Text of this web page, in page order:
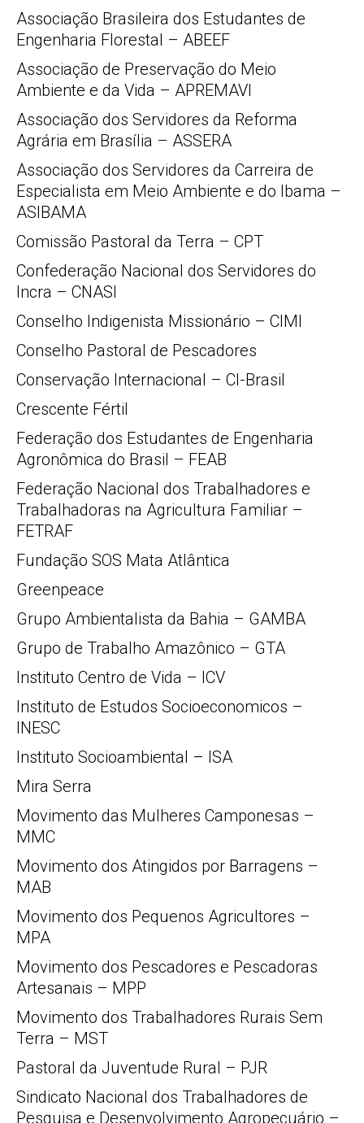
Associação Brasileira dos Estudantes de
Engenharia Florestal – ABEEF
Associação de Preservação do Meio
Ambiente e da Vida – APREMAVI
Associação dos Servidores da Reforma
Agrária em Brasília – ASSERA
Associação dos Servidores da Carreira de
Especialista em Meio Ambiente e do Ibama –
ASIBAMA
Comissão Pastoral da Terra – CPT
Confederação Nacional dos Servidores do
Incra – CNASI
Conselho Indigenista Missionário – CIMI
Conselho Pastoral de Pescadores
Conservação Internacional – CI-Brasil
Crescente Fértil
Federação dos Estudantes de Engenharia
Agronômica do Brasil – FEAB
Federação Nacional dos Trabalhadores e
Trabalhadoras na Agricultura Familiar –
FETRAF
Fundação SOS Mata Atlântica
Greenpeace
Grupo Ambientalista da Bahia – GAMBA
Grupo de Trabalho Amazônico – GTA
Instituto Centro de Vida – ICV
Instituto de Estudos Socioeconomicos –
INESC
Instituto Socioambiental – ISA
Mira Serra
Movimento das Mulheres Camponesas –
MMC
Movimento dos Atingidos por Barragens –
MAB
Movimento dos Pequenos Agricultores –
MPA
Movimento dos Pescadores e Pescadoras
Artesanais – MPP
Movimento dos Trabalhadores Rurais Sem
Terra – MST
Pastoral da Juventude Rural – PJR
Sindicato Nacional dos Trabalhadores de
Pesquisa e Desenvolvimento Agropecuário –